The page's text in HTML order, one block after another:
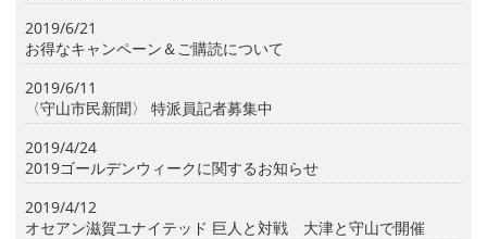
2019/6/21
お得なキャンペーン＆ご購読について
2019/6/11
〈守山市民新聞〉 特派員記者募集中
2019/4/24
2019ゴールデンウィークに関するお知らせ
2019/4/12
オセアン滋賀ユナイテッド 巨人と対戦 大津と守山で開催